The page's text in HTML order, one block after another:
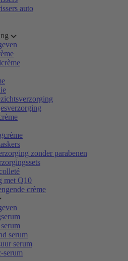
auto
zonder parabenen
met Q10
crème
serum
serum
serum